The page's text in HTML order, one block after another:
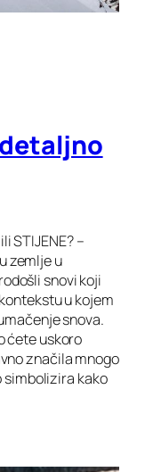
STIJENE? –
zemlje u
snovi koji
u kojem
snova.
ćete uskoro
značila mnogo
simbolizira kako